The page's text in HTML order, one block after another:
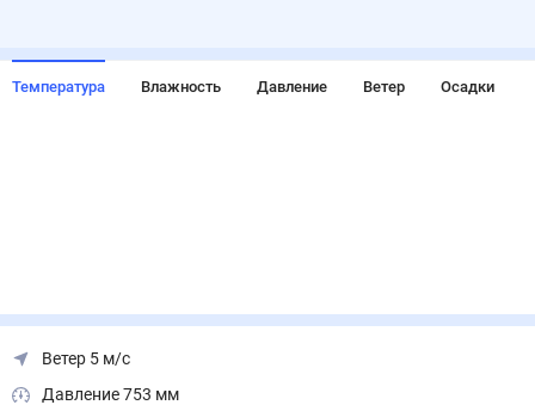
Температура Влажность Давление Ветер Осадки
Ветер 5 м/с
Давление 753 мм